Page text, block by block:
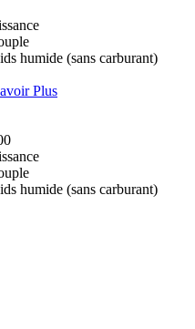
humide (sans carburant)
Plus
humide (sans carburant)